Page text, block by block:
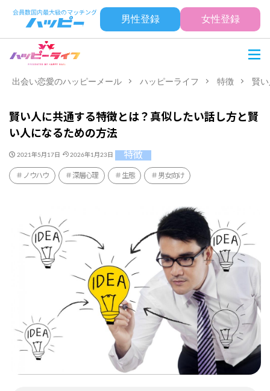
男性登録 女性登録
出会い恋愛のハッピーメール ハッピーライフ 特徴 賢
賢い人に共通する特徴とは？真似したい話し方と賢
い人になるための方法
2021年5月17日 2026年1月23日 特徴
ノウハウ 深層心理 生態 男女向け